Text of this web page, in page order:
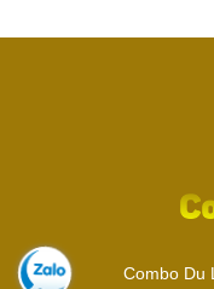
Combo Du